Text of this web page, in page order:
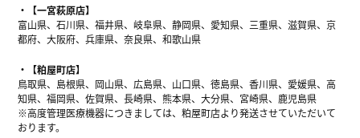
【一宮萩原店】
富山県、石川県、福井県、岐阜県、静岡県、愛知県、三重県、滋賀県、京
都府、大阪府、兵庫県、奈良県、和歌山県
【粕屋町店】
鳥取県、島根県、岡山県、広島県、山口県、徳島県、香川県、愛媛県、高
知県、福岡県、佐賀県、長崎県、熊本県、大分県、宮崎県、鹿児島県
※高度管理医療機器につきましては、粕屋町店より発送させていただいて
おります。